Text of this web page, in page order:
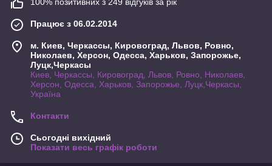
Працює з 06.02.2014
м. Киев, Черкассы, Кировоград, Львов, Ровно,
Николаев, Херсон, Одесса, Харьков, Запорожье,
Луцк,Черкасы
Киев, Черкассы, Кировоград, Львов, Ровно, Николаев,
Херсон, Одесса, Харьков, Запорожье, Луцк,Черкасы,
Україна
Контакти
Сьогодні вихідний
Показати весь графік роботи